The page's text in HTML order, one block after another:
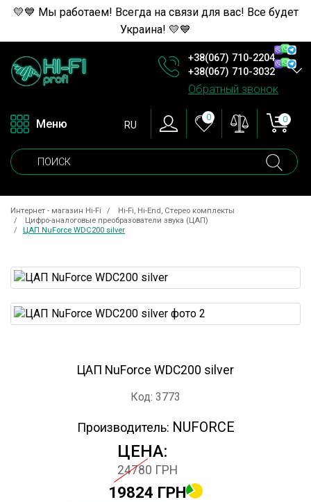
💛💙 Мы работаем! Всегда на связи для вас! Все будет
Украина! 💛💙
+38(067) 710-2204
+38(067) 710-3032
Обратный звонок
Меню RU
0 0
Интернет - магазин Hi-Fi
Hi-Fi, Hi-End, Стерео комплекты
Цифро-аналоговые преобразователи звука (ЦАП)
ЦАП NuForce WDC200 silver
ЦАП NuForce WDC200 silver
Код: 3773
Производитель: NUFORCE
ЦЕНА:
24780 ГРН
19824 ГРН